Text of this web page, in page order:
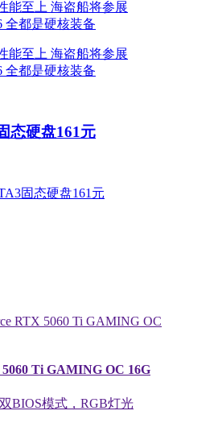
态硬盘161元
Ti GAMING OC 16G
BIOS模式，RGB灯光